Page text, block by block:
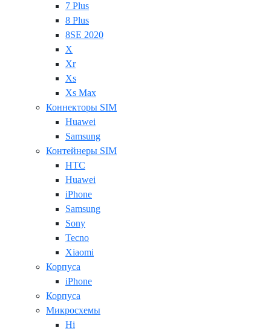
7 Plus
8 Plus
8SE 2020
X
Xr
Xs
Xs Max
Коннекторы SIM
Huawei
Samsung
Контейнеры SIM
HTC
Huawei
iPhone
Samsung
Sony
Tecno
Xiaomi
Корпуса
iPhone
Корпуса
Микросхемы
Hi